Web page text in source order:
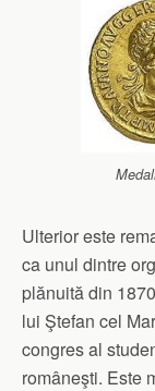
Ulterior este
ca unul dintre
plănuită din
lui Ştefan cel
congres al
româneşti. Este